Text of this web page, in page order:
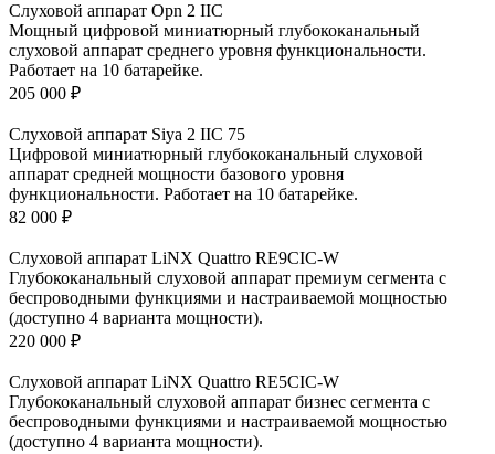
Слуховой аппарат Opn 2 IIC
Мощный цифровой миниатюрный глубококанальный
слуховой аппарат среднего уровня функциональности.
Работает на 10 батарейке.
205 000 ₽
Слуховой аппарат Siya 2 IIC 75
Цифровой миниатюрный глубококанальный слуховой
аппарат средней мощности базового уровня
функциональности. Работает на 10 батарейке.
82 000 ₽
Слуховой аппарат LiNX Quattro RE9CIC-W
Глубококанальный слуховой аппарат премиум сегмента с
беспроводными функциями и настраиваемой мощностью
(доступно 4 варианта мощности).
220 000 ₽
Слуховой аппарат LiNX Quattro RE5CIC-W
Глубококанальный слуховой аппарат бизнес сегмента с
беспроводными функциями и настраиваемой мощностью
(доступно 4 варианта мощности).